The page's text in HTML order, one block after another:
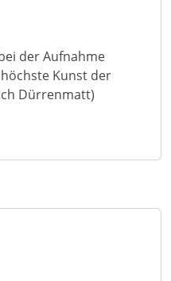
der Aufnahme
Kunst der
Dürrenmatt)